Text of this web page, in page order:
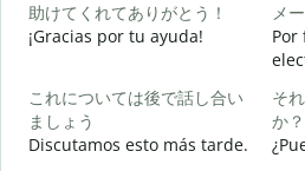
助けてくれてありがとう！
¡Gracias por tu ayuda!
メ
Por
これについては後で話し合い
ましょう
Discutamos esto más tarde.
そ
か？